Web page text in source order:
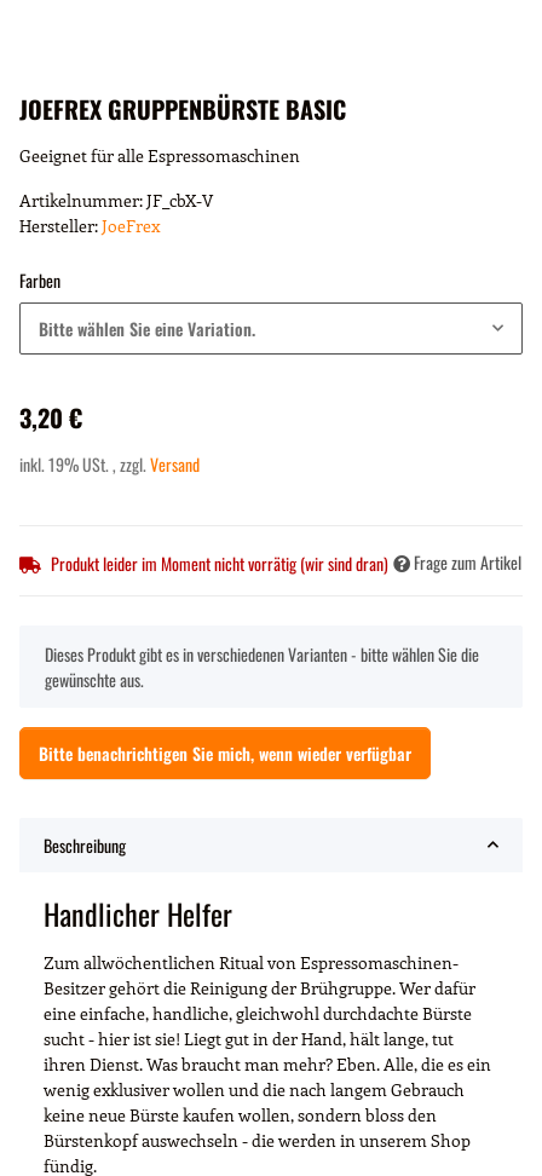
JOEFREX GRUPPENBÜRSTE BASIC
Geeignet für alle Espressomaschinen
Artikelnummer:JF_cbX-V
Hersteller:JoeFrex
Farben
Bitte wählen Sie eine Variation.
3,20 €
inkl. 19% USt. , zzgl.Versand
Produkt leider im Moment nicht vorrätig (wir sind dran) Frage zum Artikel
xDieses Produkt gibt es in verschiedenen Varianten - bitte wählen Sie die
gewünschte aus.
Bitte benachrichtigen Sie mich, wenn wieder verfügbar
Beschreibung
Handlicher Helfer
Zum allwöchentlichen Ritual von Espressomaschinen-
Besitzer gehört die Reinigung der Brühgruppe. Wer dafür
eine einfache, handliche, gleichwohl durchdachte Bürste
sucht - hier ist sie! Liegt gut in der Hand, hält lange, tut
ihren Dienst. Was braucht man mehr? Eben. Alle, die es ein
wenig exklusiver wollen und die nach langem Gebrauch
keine neue Bürste kaufen wollen, sondern bloss den
Bürstenkopf auswechseln - die werden in unserem Shop
fündig.